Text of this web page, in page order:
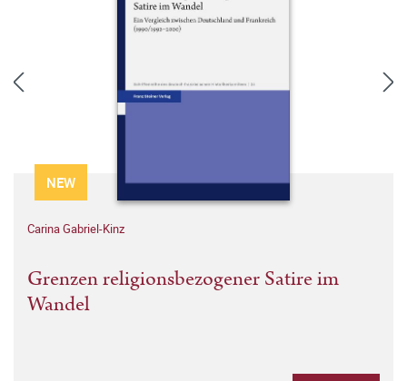
NEW
Carina Gabriel-Kinz
Grenzen religionsbezogener Satire im
Wandel